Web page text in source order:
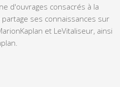
d'ouvrages consacrés à la
ses connaissances sur
et LeVitaliseur, ainsi